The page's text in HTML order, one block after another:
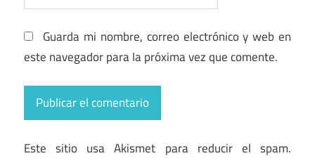
Guarda mi nombre, correo electrónico y web en
este navegador para la próxima vez que comente.
Este sitio usa Akismet para reducir el spam.